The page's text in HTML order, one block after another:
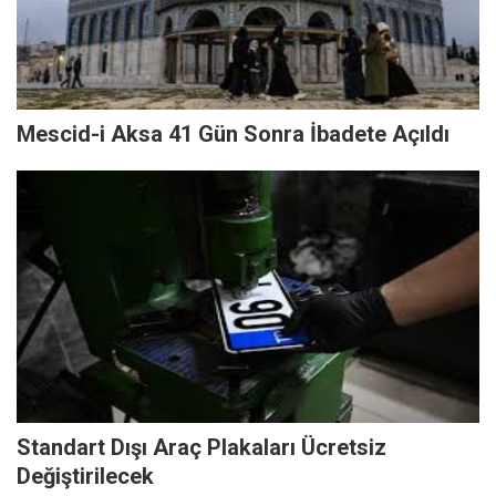
Mescid-i Aksa 41 Gün Sonra İbadete Açıldı
Standart Dışı Araç Plakaları Ücretsiz
Değiştirilecek